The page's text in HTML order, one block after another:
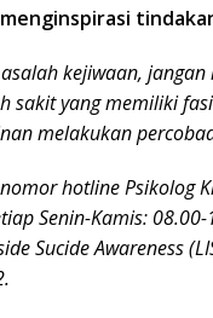
kejiwaan,
yang memiliki
melakukan
hotline Psikolog
Senin-Kamis:
Sucide Awareness